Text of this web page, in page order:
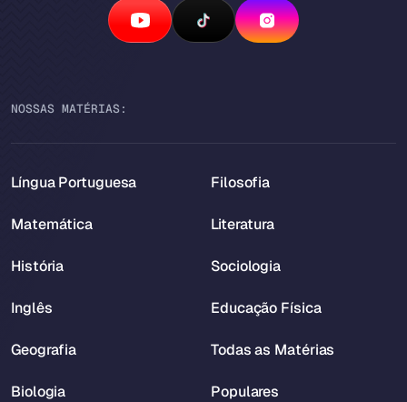
NOSSAS MATÉRIAS:
Língua Portuguesa
Matemática
História
Inglês
Geografia
Biologia
Filosofia
Literatura
Sociologia
Educação Física
Todas as Matérias
Populares